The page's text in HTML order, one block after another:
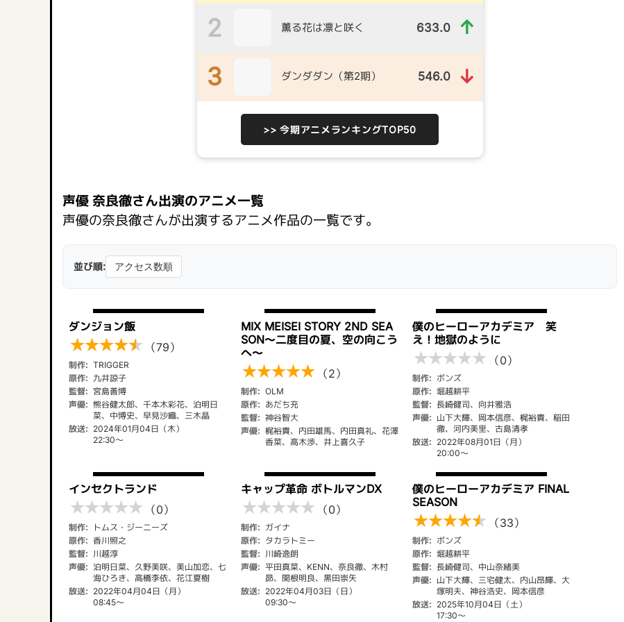
2 薫る花は凛と咲く 633.0 ↑
3 ダンダダン（第2期） 546.0 ↓
>> 今期アニメランキングTOP50
声優 奈良徹さん出演のアニメ一覧
声優の奈良徹さんが出演するアニメ作品の一覧です。
並び順:
ダンジョン飯
★★★★★ （79）
制作: TRIGGER
原作: 九井諒子
監督: 宮島善博
声優: 熊谷健太郎、千本木彩花、泊明日
菜、中博史、早見沙織、三木晶
放送: 2024年01月04日（木）
22:30～
MIX MEISEI STORY 2ND SEA
SON～二度目の夏、空の向こう
へ～
★★★★★ （2）
制作: OLM
原作:
あだち充
監督: 神谷智大
声優: 梶裕貴、内田雄馬、内田真礼、花澤
香菜、高木渉、井上喜久子
僕のヒーローアカデミア 笑
え！地獄のように
★★★★★ （0）
制作: ボンズ
原作: 堀越耕平
監督: 長崎健司、向井雅浩
声優: 山下大輝、岡本信彦、梶裕貴、稲田
徹、河内美里、古島清孝
放送: 2022年08月01日（月）
20:00～
インセクトランド
★★★★★ （0）
制作:
トムス・ジーニーズ
原作: 香川照之
監督: 川越淳
声優: 泊明日菜、久野美咲、美山加恋、七
海ひろき、高橋李依、花江夏樹
放送: 2022年04月04日（月）
08:45～
キャップ革命 ボトルマンDX
★★★★★ （0）
制作:
ガイナ
原作:
タカラトミー
監督:
川崎逸朗
声優: 平田真菜、KENN、奈良徹、木村
昴、関根明良、黒田崇矢
放送:
2022年04月03日（日）
09:30～
僕のヒーローアカデミア FINAL
SEASON
★★★★★ （33）
制作: ボンズ
原作: 堀越耕平
監督: 長崎健司、中山奈緒美
声優: 山下大輝、三宅健太、内山昂輝、大
塚明夫、神谷浩史、岡本信彦
放送: 2025年10月04日（土）
17:30～